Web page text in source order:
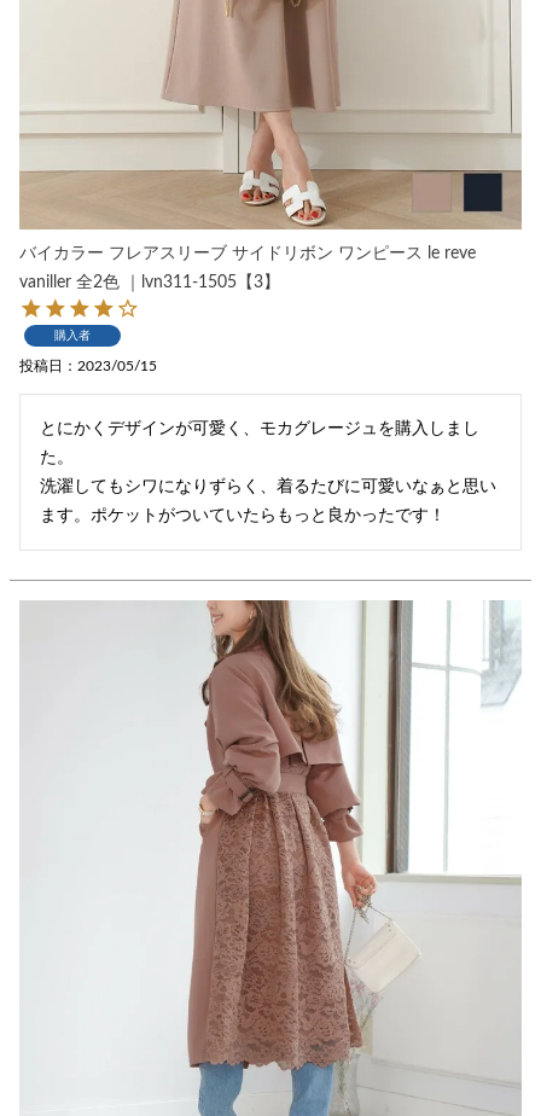
バイカラー フレアスリーブ サイドリボン ワンピース le reve
vaniller 全2色 ｜lvn311-1505【3】
購入者
投稿日 2023/05/15
とにかくデザインが可愛く、モカグレージュを購入しまし
た。
洗濯してもシワになりずらく、着るたびに可愛いなぁと思い
ます。ポケットがついていたらもっと良かったです！